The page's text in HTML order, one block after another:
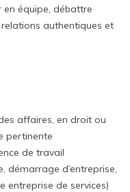
équipe, débattre
authentiques et
affaires, en droit ou
pertinente
de travail
démarrage d’entreprise,
entreprise de services)